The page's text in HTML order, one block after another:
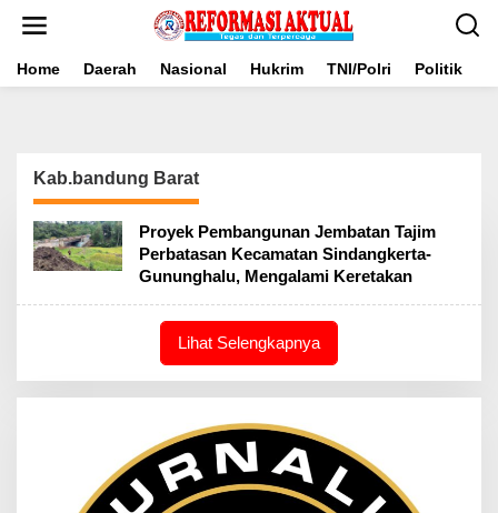
Home Daerah Nasional Hukrim TNI/Polri Politik
Kab.bandung Barat
Proyek Pembangunan Jembatan Tajim
Perbatasan Kecamatan Sindangkerta-
Gununghalu, Mengalami Keretakan
Lihat Selengkapnya